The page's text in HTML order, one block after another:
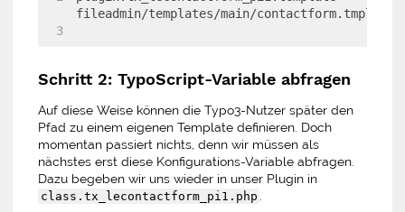
fileadmin/templates/main/contactform.tmpl
Schritt 2: TypoScript-Variable abfragen
Auf diese Weise können die Typo3-Nutzer später den
Pfad zu einem eigenen Template definieren. Doch
momentan passiert nichts, denn wir müssen als
nächstes erst diese Konfigurations-Variable abfragen.
Dazu begeben wir uns wieder in unser Plugin in
class.tx_lecontactform_pi1.php